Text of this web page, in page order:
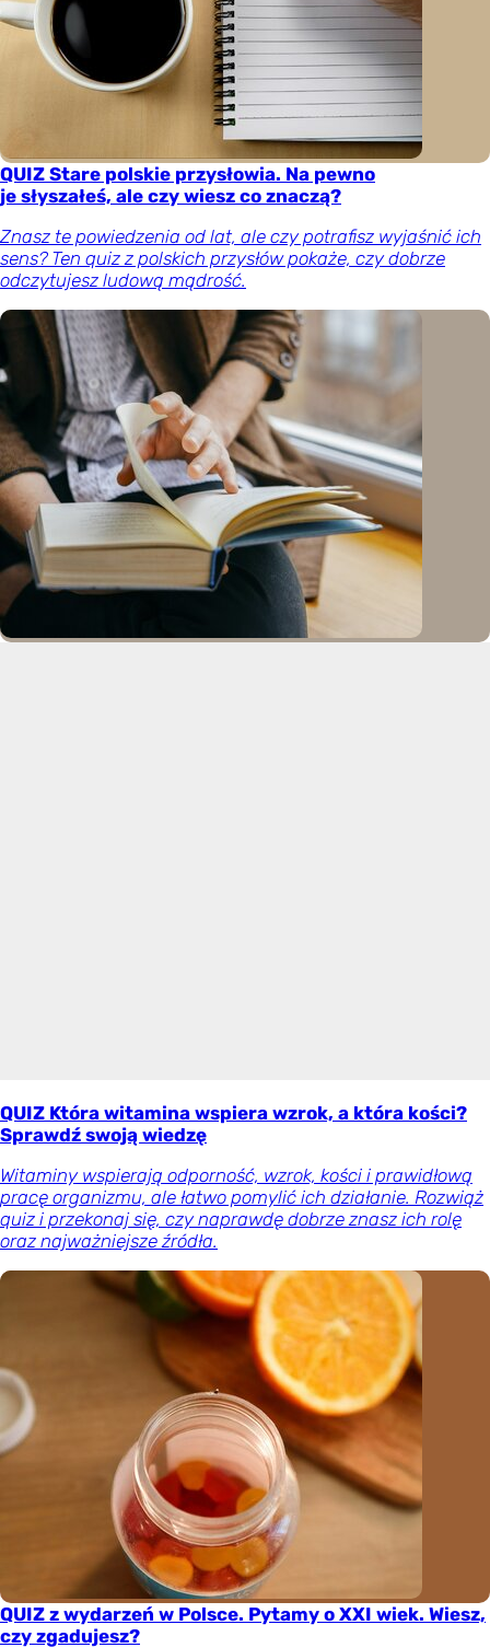
QUIZ Stare polskie przysłowia. Na pewno
je słyszałeś, ale czy wiesz co znaczą?
Znasz te powiedzenia od lat, ale czy potrafisz wyjaśnić ich
sens? Ten quiz z polskich przysłów pokaże, czy dobrze
odczytujesz ludową mądrość.
QUIZ Która witamina wspiera wzrok, a która kości?
Sprawdź swoją wiedzę
Witaminy wspierają odporność, wzrok, kości i prawidłową
pracę organizmu, ale łatwo pomylić ich działanie. Rozwiąż
quiz i przekonaj się, czy naprawdę dobrze znasz ich rolę
oraz najważniejsze źródła.
QUIZ z wydarzeń w Polsce. Pytamy o XXI wiek. Wiesz,
czy zgadujesz?